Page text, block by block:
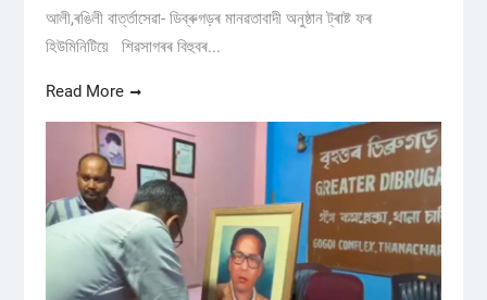
আলী,ৰঙিলী বাৰ্ত্তাসেৱা- ডিব্ৰুগড়ৰ মানৱতাবাদী অনুষ্ঠান ট্ৰাষ্ট ফৰ
হিউমিনিটিয়ে শিৱসাগৰৰ বিহুবৰ...
Read More